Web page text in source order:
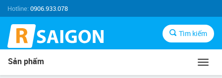
Hotline:0906.933.078
Tìm kiếm
Sản phẩm